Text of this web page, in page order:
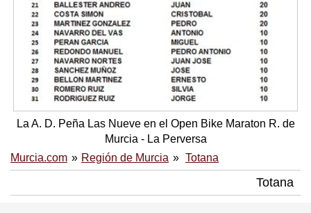
La A. D. Peña Las Nueve en el Open Bike Maraton R. de
Murcia - La Perversa
Murcia.com
Región de Murcia Totana
Totana